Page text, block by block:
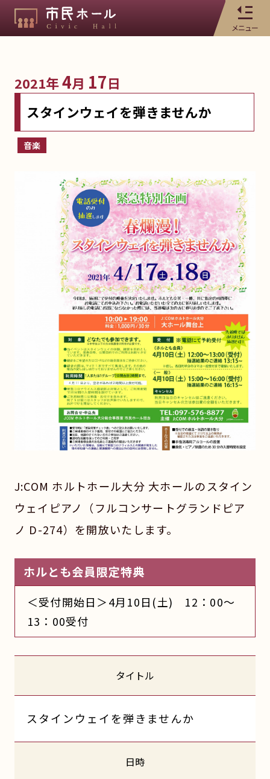
メニュー
2021年4月 17日
スタインウェイを弾きませんか
音楽
J:COM ホルトホール大分 大ホールのスタイン
ウェイピアノ（フルコンサートグランドピア
ノ D-274）を開放いたします。
ホルとも会員限定特典
＜受付開始日＞4月10日(土) 12：00～
13：00受付
タイトル
スタインウェイを弾きませんか
日時